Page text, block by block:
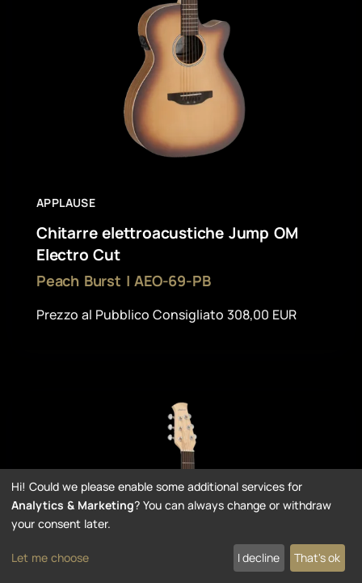
APPLAUSE
Chitarre elettroacustiche Jump OM
Electro Cut
Peach Burst | AEO-69-PB
Prezzo al Pubblico Consigliato 308,00 EUR
Hi! Could we please enable some additional services for
Analytics & Marketing? You can always change or withdraw
your consent later.
Let me choose I decline That's ok